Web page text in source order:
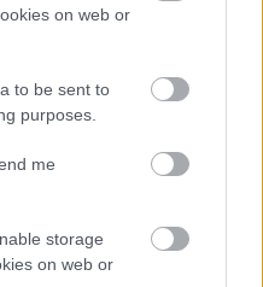
on web or
to be sent to
purposes.
me
storage
on web or
a múltba: